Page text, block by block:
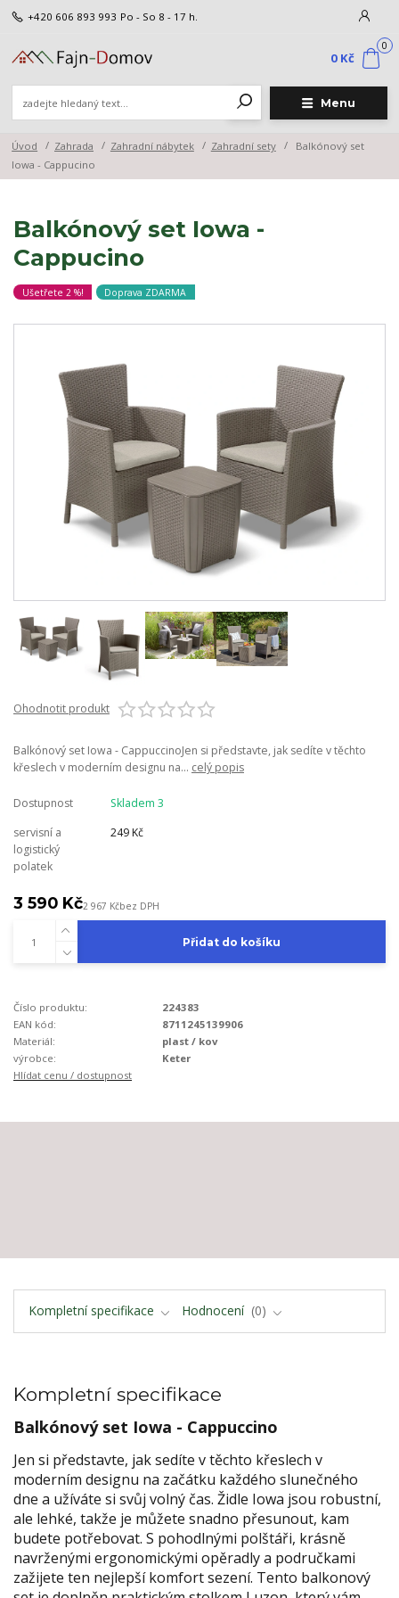
Menu
+420 606 893 993 Po - So 8 - 17 h.
0
0 Kč
Úvod Zahrada Zahradní nábytek Zahradní sety
Balkónový set
Iowa - Cappucino
Balkónový set Iowa -
Cappucino
Ušetřete 2 %! Doprava ZDARMA
Ohodnotit produkt
Balkónový set Iowa - CappuccinoJen si představte, jak sedíte v těchto
křeslech v moderním designu na... celý popis
Dostupnost
Skladem 3
servisní a
logistický
polatek
249 Kč
3 590 Kč2 967 Kčbez DPH
Přidat do košíku
Číslo produktu:
224383
EAN kód:
8711245139906
Materiál:
plast / kov
výrobce:
Keter
Hlídat cenu / dostupnost
Kompletní specifikace Hodnocení 0
Kompletní specifikace
Balkónový set Iowa - Cappuccino
Jen si představte, jak sedíte v těchto křeslech v
moderním designu na začátku každého slunečného
dne a užíváte si svůj volný čas. Židle Iowa jsou robustní,
ale lehké, takže je můžete snadno přesunout, kam
budete potřebovat. S pohodlnými polštáři, krásně
navrženými ergonomickými opěradly a područkami
zažijete ten nejlepší komfort sezení. Tento balkonový